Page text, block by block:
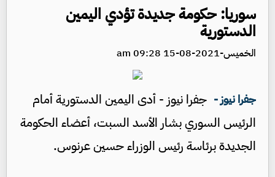
سوريا: حكومة جديدة تؤدي اليمين
الدستورية
الخميس-2021-08-15 09:28 am
جفرا نيوز - جفرا نيوز - أدى اليمين الدستورية أمام
الرئيس السوري بشار الأسد السبت، أعضاء الحكومة
الجديدة برئاسة رئيس الوزراء حسين عرنوس.